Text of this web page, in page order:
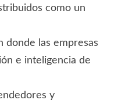
como un
donde las empresas
e inteligencia de
y